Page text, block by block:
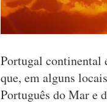
Portugal continental
que, em alguns
Português do Mar e